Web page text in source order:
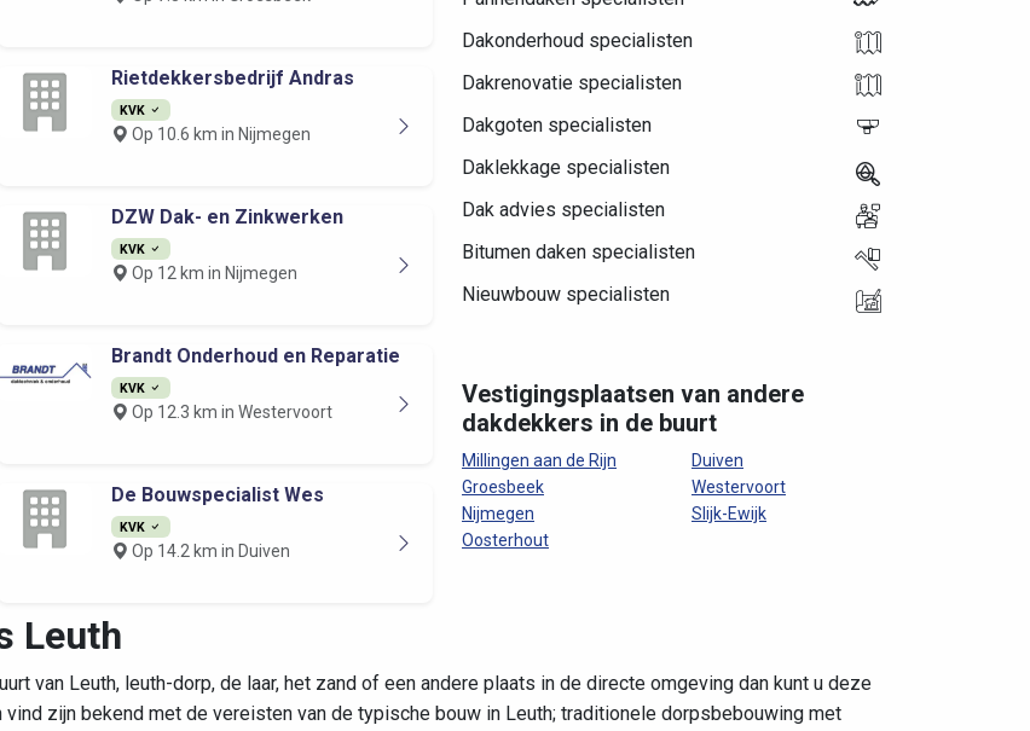
Rietdekkersbedrijf Andras
KVK
Op 10.6 km in Nijmegen
DZW Dak- en Zinkwerken
KVK
Op 12 km in Nijmegen
Brandt Onderhoud en Reparatie
KVK
Op 12.3 km in Westervoort
De Bouwspecialist Wes
KVK
Op 14.2 km in Duiven
Dakonderhoud specialisten
Dakrenovatie specialisten
Dakgoten specialisten
Daklekkage specialisten
Dak advies specialisten
Bitumen daken specialisten
Nieuwbouw specialisten
Vestigingsplaatsen van andere
dakdekkers in de buurt
Millingen aan de Rijn
Groesbeek
Nijmegen
Oosterhout
Duiven
Westervoort
Slijk-Ewijk
Leuth
van Leuth, leuth-dorp, de laar, het zand of een andere plaats in de directe omgeving dan kunt u deze
zijn bekend met de vereisten van de typische bouw in Leuth; traditionele dorpsbebouwing met